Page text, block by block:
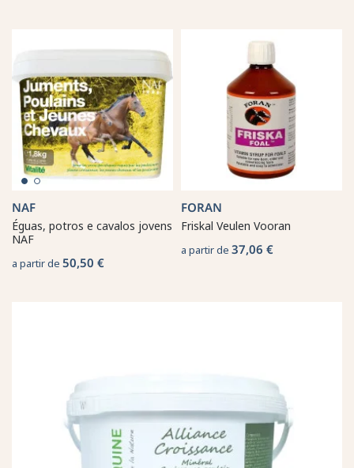
NAF
Éguas, potros e cavalos jovens
NAF
a partir de 50,50 €
FORAN
Friskal Veulen Vooran
a partir de 37,06 €